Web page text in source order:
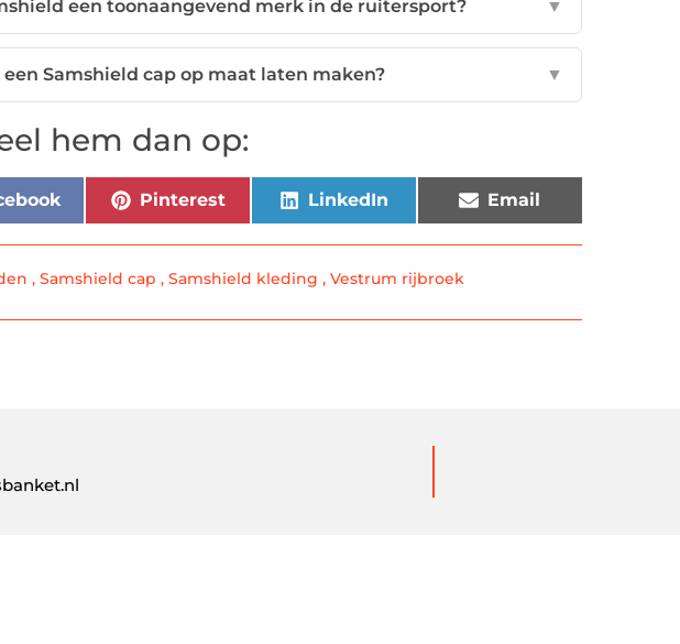
een toonaangevend merk in de ruitersport? ▼
een Samshield cap op maat laten maken? ▼
hem dan op:
Pinterest LinkedIn Email
,Samshield cap ,Samshield kleding ,Vestrum rijbroek